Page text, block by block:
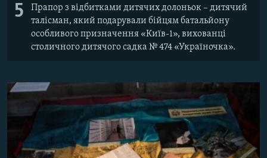
5
Прапор з відбитками дитячих долоньок – дитячий
талісман, який подарували бійцям батальйону
особливого призначення «Київ-1», вихованці
столичного дитячого садка № 474 «Україночка».